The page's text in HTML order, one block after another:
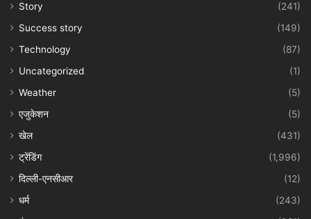
Story
(241)
Success story
(149)
Technology
(87)
Uncategorized
(1)
Weather
(5)
एजुकेशन
(5)
खेल
(431)
ट्रेंडिंग
(1,996)
दिल्ली-एनसीआर
(12)
धर्म
(243)